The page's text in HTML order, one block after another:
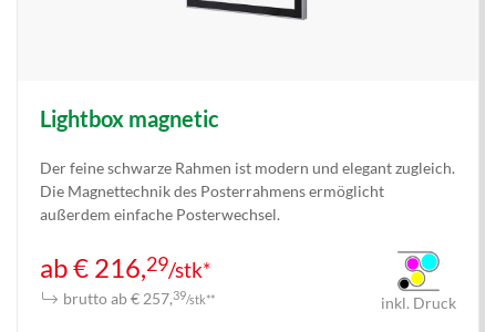
Lightbox magnetic
Der feine schwarze Rahmen ist modern und elegant zugleich.
Die Magnettechnik des Posterrahmens ermöglicht
außerdem einfache Posterwechsel.
ab € 216,29/stk*
brutto ab € 257,39/stk** inkl. Druck